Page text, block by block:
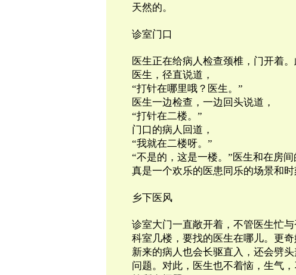
天然的。
诊室门口
医生正在给病人检查颈椎，门开着
医生，径直说道，
“打针在哪里哦？医生。”
医生一边检查，一边回头说道，
“打针在二楼。”
门口的病人回道，
“我就在二楼呀。”
“不是的，这是一楼。”医生和在房
真是一个欢乐的医患同乐的场景和时
乡下医风
诊室大门一直敞开着，不管医生忙
科室几楼，要找的医生在哪儿。更
新来的病人也会长驱直入，还会劈
问题。对此，医生也不着恼，生气